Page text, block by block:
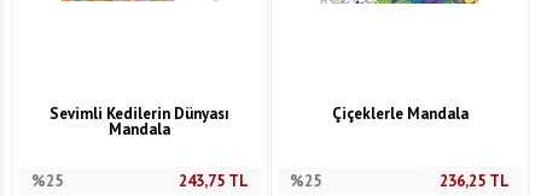
Sevimli Kedilerin Dünyası
Mandala
%25 243,75TL
Çiçeklerle Mandala
%25 236,25 TL